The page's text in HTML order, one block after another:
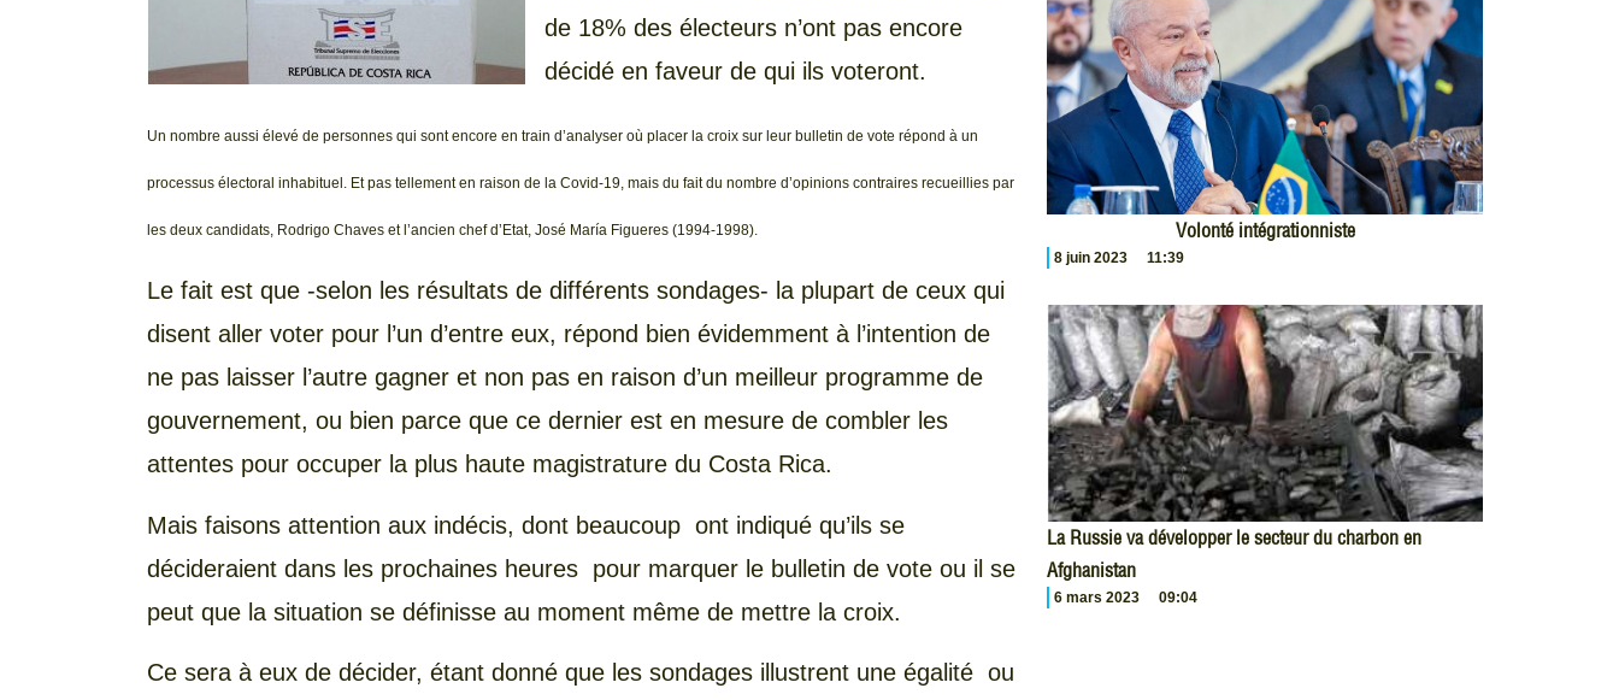
de 18% des électeurs n’ont pas encore
décidé en faveur de qui ils voteront.
Un nombre aussi élevé de personnes qui sont encore en train d’analyser où placer la croix sur leur bulletin de vote répond à un
processus électoral inhabituel. Et pas tellement en raison de la Covid-19, mais du fait du nombre d’opinions contraires recueillies par
les deux candidats, Rodrigo Chaves et l’ancien chef d’Etat, José María Figueres (1994-1998).
Le fait est que -selon les résultats de différents sondages- la plupart de ceux qui
disent aller voter pour l’un d’entre eux, répond bien évidemment à l’intention de
ne pas laisser l’autre gagner et non pas en raison d’un meilleur programme de
gouvernement, ou bien parce que ce dernier est en mesure de combler les
attentes pour occuper la plus haute magistrature du Costa Rica.
Mais faisons attention aux indécis, dont beaucoup ont indiqué qu’ils se
décideraient dans les prochaines heures pour marquer le bulletin de vote ou il se
peut que la situation se définisse au moment même de mettre la croix.
Ce sera à eux de décider, étant donné que les sondages illustrent une égalité ou
Volonté intégrationniste
8 juin 2023 11:39
La Russie va développer le secteur du charbon en
Afghanistan
6 mars 2023 09:04